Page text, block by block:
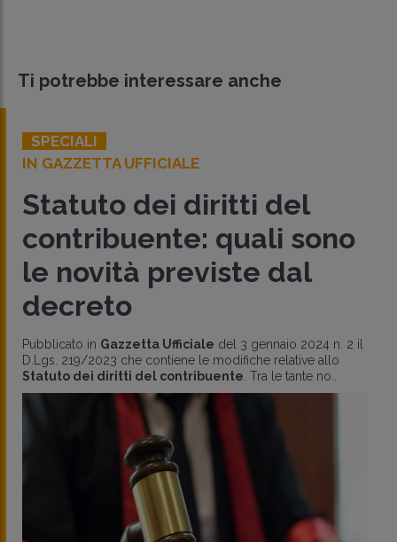
Ti potrebbe interessare anche
SPECIALI
IN GAZZETTA UFFICIALE
Statuto dei diritti del
contribuente: quali sono
le novità previste dal
decreto
Pubblicato in Gazzetta Ufficiale del 3 gennaio 2024 n. 2 il
D.Lgs. 219/2023 che contiene le modifiche relative allo
Statuto dei diritti del contribuente. Tra le tante no..